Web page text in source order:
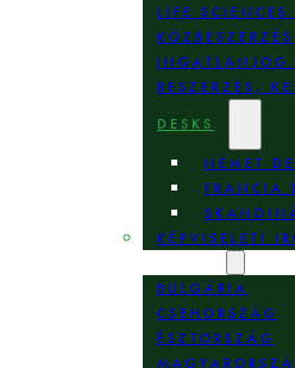
LIFE
KÖZBESZERZÉS
INGATLANJOG
BESZERZÉS,
DESKS
NÉMET
FRANCIA
KÉPVISELETI
BULGÁRIA
CSEHORSZÁG
ÉSZTORSZÁG